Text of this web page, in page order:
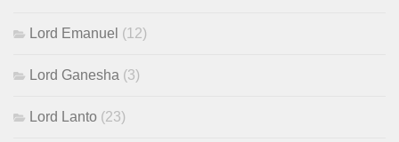
Lord Emanuel (12)
Lord Ganesha (3)
Lord Lanto (23)